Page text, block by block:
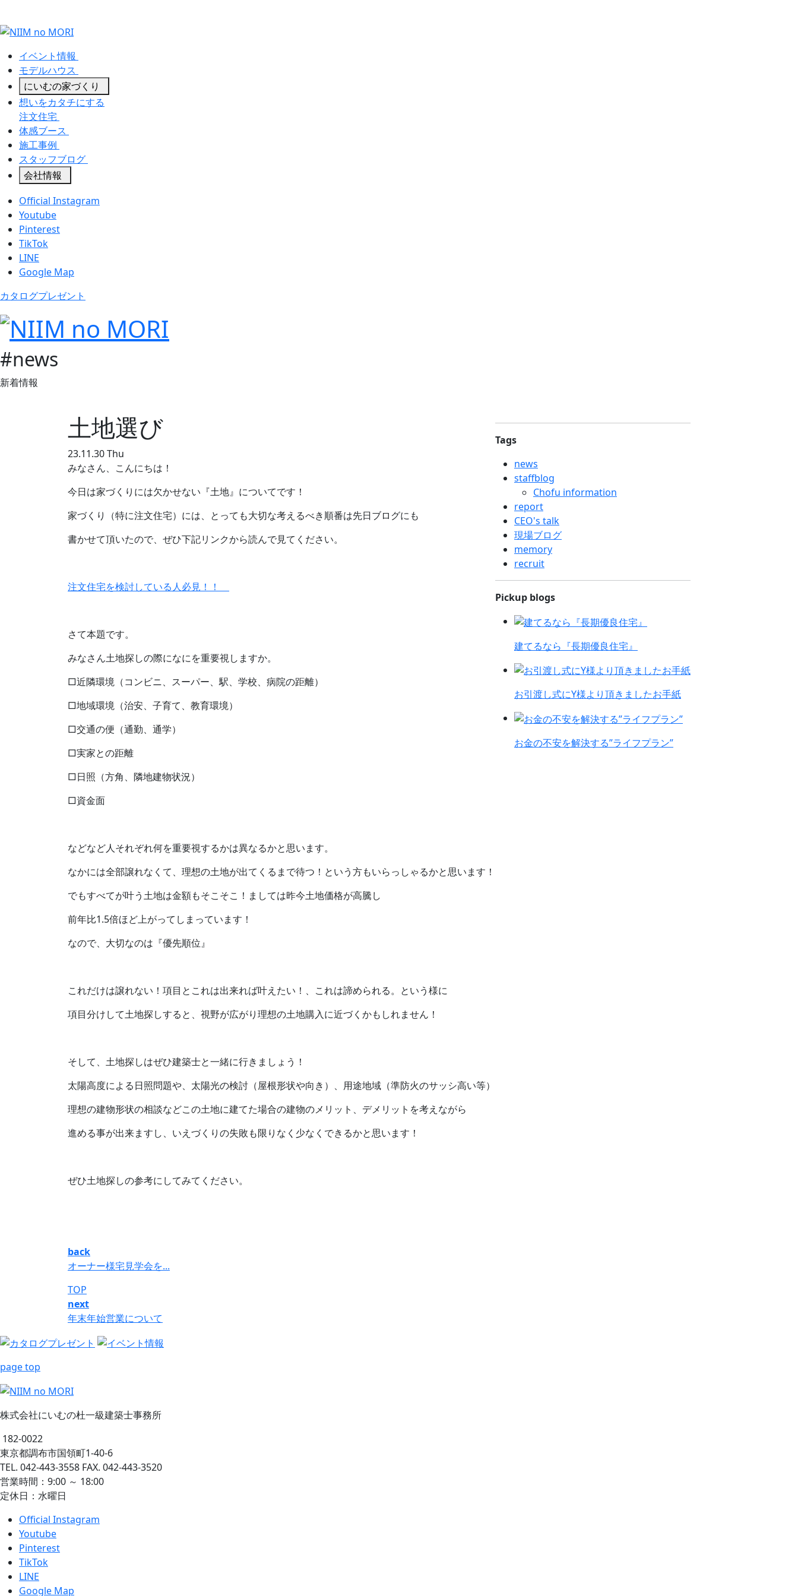
イベント情報
モデルハウス
にいむの家づくり
想いをカタチにする
注文住宅
体感ブース
施工事例
スタッフブログ
会社情報
Official Instagram
Youtube
Pinterest
TikTok
LINE
Google Map
カタログプレゼント
#news
新着情報
土地選び
23.11.30 Thu
みなさん、こんにちは！
今日は家づくりには欠かせない『土地』についてです！
家づくり（特に注文住宅）には、とっても大切な考えるべき順番は先日ブログにも
書かせて頂いたので、ぜひ下記リンクから読んで見てください。
注文住宅を検討している人必見！！
さて本題です。
みなさん土地探しの際になにを重要視しますか。
□近隣環境（コンビニ、スーパー、駅、学校、病院の距離）
□地域環境（治安、子育て、教育環境）
□交通の便（通勤、通学）
□実家との距離
□日照（方角、隣地建物状況）
□資金面
などなど人それぞれ何を重要視するかは異なるかと思います。
なかには全部譲れなくて、理想の土地が出てくるまで待つ！という方もいらっしゃるかと思います！
でもすべてが叶う土地は金額もそこそこ！ましては昨今土地価格が高騰し
前年比1.5倍ほど上がってしまっています！
なので、大切なのは『優先順位』
これだけは譲れない！項目とこれは出来れば叶えたい！、これは諦められる。という様に
項目分けして土地探しすると、視野が広がり理想の土地購入に近づくかもしれません！
そして、土地探しはぜひ建築士と一緒に行きましょう！
太陽高度による日照問題や、太陽光の検討（屋根形状や向き）、用途地域（準防火のサッシ高い等）
理想の建物形状の相談などこの土地に建てた場合の建物のメリット、デメリットを考えながら
進める事が出来ますし、いえづくりの失敗も限りなく少なくできるかと思います！
ぜひ土地探しの参考にしてみてください。
back
オーナー様宅見学会を...
TOP
next
年末年始営業について
Tags
news
staffblog
Chofu information
report
CEO's talk
現場ブログ
memory
recruit
Pickup blogs
建てるなら『長期優良住宅』
お引渡し式にY様より頂きましたお手紙
お金の不安を解決する”ライフプラン”
page top
株式会社にいむの杜一級建築士事務所
182-0022
東京都調布市国領町1-40-6
TEL. 042-443-3558 FAX. 042-443-3520
営業時間：9:00 ～ 18:00
定休日：水曜日
Official Instagram
Youtube
Pinterest
TikTok
LINE
Google Map